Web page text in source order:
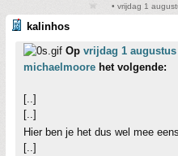
• vrijdag 1
kalinhos
Op vrijdag 1 augustus
michaelmoore het volgende:
[..]
[..]
Hier ben je het dus wel mee
[..]